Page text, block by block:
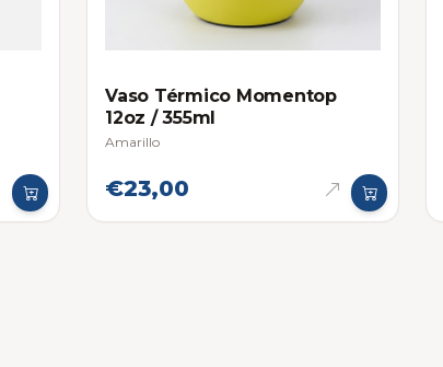
Vaso Térmico Momentop
12oz / 355ml
Amarillo
€23,00